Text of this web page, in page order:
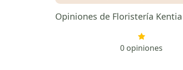
Opiniones de Floristería Kentia
0 opiniones